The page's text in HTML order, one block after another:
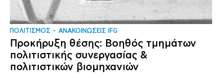
ΠΟΛΙΤΙΣΜΟΣ ΑΝΑΚΟΙΝΩΣΕΙΣ IFG
Προκήρυξη θέσης: Βοηθός τμημάτων
πολιτιστικής συνεργασίας &
πολιτιστικών βιομηχανιών